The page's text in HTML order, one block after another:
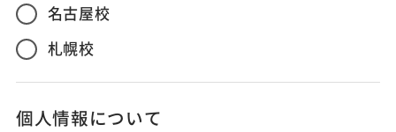
名古屋校
札幌校
個人情報について